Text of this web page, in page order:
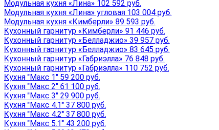
Модульная кухня «Лина» 102 592 руб.
Модульная кухня «Лина» угловая 103 004 руб.
Модульная кухня «Кимберли» 89 593 руб.
Кухонный гарнитур «Кимберли» 91 446 руб.
Кухонный гарнитур «Белладжио» 39 957 руб.
Кухонный гарнитур «Белладжио» 83 645 руб.
Кухонный гарнитур «Габриэлла» 76 848 руб.
Кухонный гарнитур «Габриэлла» 110 752 руб.
Кухня "Макс 1" 59 200 руб.
Кухня "Макс 2" 61 100 руб.
Кухня "Макс 3" 29 900 руб.
Кухня "Макс 4.1" 37 800 руб.
Кухня "Макс 4.2" 37 800 руб.
Кухня "Макс 5.1" 43 200 руб.